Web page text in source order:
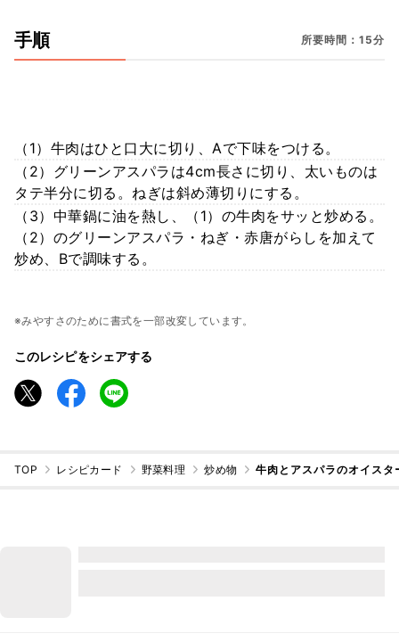
手順 所要時間：15分
（1）牛肉はひと口大に切り、Aで下味をつける。
（2）グリーンアスパラは4cm長さに切り、太いものは
タテ半分に切る。ねぎは斜め薄切りにする。
（3）中華鍋に油を熱し、（1）の牛肉をサッと炒める。
（2）のグリーンアスパラ・ねぎ・赤唐がらしを加えて
炒め、Bで調味する。
※みやすさのために書式を一部改変しています。
このレシピをシェアする
TOP レシピカード 野菜料理 炒め物 牛肉とアスパラのオイスタ